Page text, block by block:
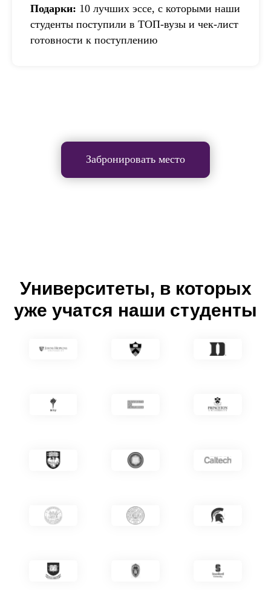
Подарки: 10 лучших эссе, с которыми наши
студенты поступили в ТОП-вузы и чек-лист
готовности к поступлению
Забронировать место
Университеты, в которых
уже учатся наши студенты